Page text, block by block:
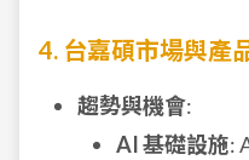
4. 台嘉碩市場與產
趨勢與機會:
AI 基礎設施: